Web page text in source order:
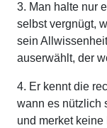
3. Man halte nur
selbst vergnügt,
sein
auserwählt, der
4. Er kennt die
wann es nützlich
und merket